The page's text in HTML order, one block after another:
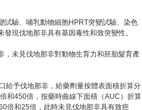
試驗、哺乳動物細胞HPRT突變試驗、染色
現伐地那非具有基因毒性和致突變性。
，未見伐地那非對動物生育力和胚胎髮育產
給予伐地那非，給藥劑量按體表面積折算分
和450倍，按藥時曲線下面積（AUC）折算
倍和25倍，此時未見伐地那非具有致癌